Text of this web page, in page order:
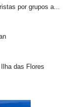
por grupos a...
das Flores